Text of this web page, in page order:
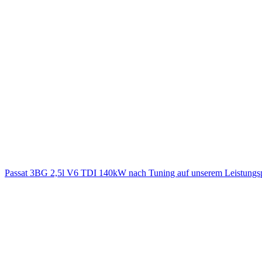
Passat 3BG 2,5l V6 TDI 140kW nach Tuning auf unserem